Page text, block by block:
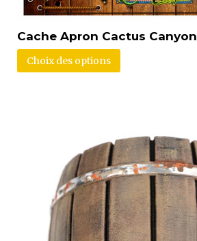
Cache Apron Cactus Canyon
Choix des options